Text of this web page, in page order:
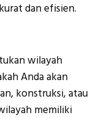
dan efisien.
wilayah
Anda akan
konstruksi, atau
memiliki